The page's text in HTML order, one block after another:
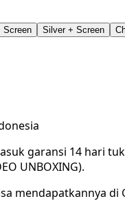
Black + Screen Silver + Screen
garansi 14 hari
UNBOXING).
mendapatkannya